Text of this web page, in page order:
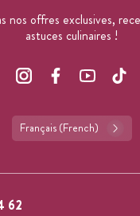
nos offres exclusives,
astuces culinaires !
Français (French)
62